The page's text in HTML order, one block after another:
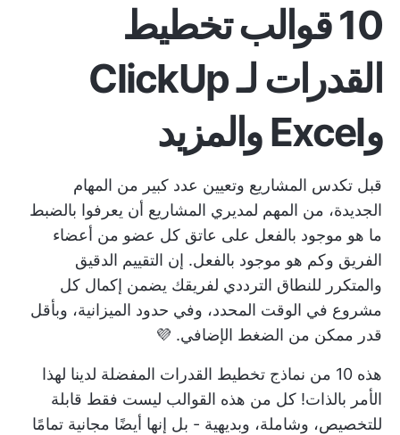
10 قوالب تخطيط
القدرات لـ ClickUp
وExcel والمزيد
قبل تكدس المشاريع وتعيين عدد كبير من المهام
الجديدة، من المهم لمديري المشاريع أن يعرفوا بالضبط
ما هو موجود بالفعل على عاتق كل عضو من أعضاء
الفريق وكم هو موجود بالفعل. إن التقييم الدقيق
والمتكرر للنطاق الترددي لفريقك يضمن إكمال كل
مشروع في الوقت المحدد، وفي حدود الميزانية، وبأقل
قدر ممكن من الضغط الإضافي. 💜
هذه 10 من نماذج تخطيط القدرات المفضلة لدينا لهذا
الأمر بالذات! كل من هذه القوالب ليست فقط قابلة
للتخصيص، وشاملة، وبديهية - بل إنها أيضًا مجانية تمامًا